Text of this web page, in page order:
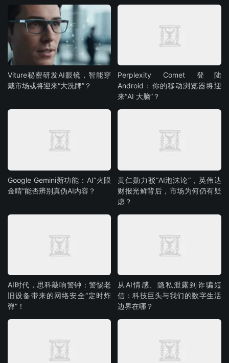
Viture秘密研发AI眼镜，智能穿
戴市场或将迎来“大洗牌”？
Perplexity Comet 登陆
Android：你的移动浏览器将迎
来“AI 大脑”？
Google Gemini新功能：AI“火眼
金睛”能否辨别真伪AI内容？
黄仁勋力驳“AI泡沫论”，英伟达
财报光鲜背后，市场为何仍有疑
虑？
AI时代，思科敲响警钟：警惕老
旧设备带来的网络安全“定时炸
弹”！
从AI情感、隐私泄露到诈骗短
信：科技巨头与我们的数字生活
边界在哪？